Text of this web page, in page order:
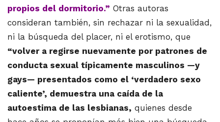
propios del dormitorio.” Otras autoras
consideran también, sin rechazar ni la sexualidad,
ni la búsqueda del placer, ni el erotismo, que
“volver a regirse nuevamente por patrones de
conducta sexual típicamente masculinos —y
gays— presentados como el ‘verdadero sexo
caliente’, demuestra una caída de la
autoestima de las lesbianas, quienes desde